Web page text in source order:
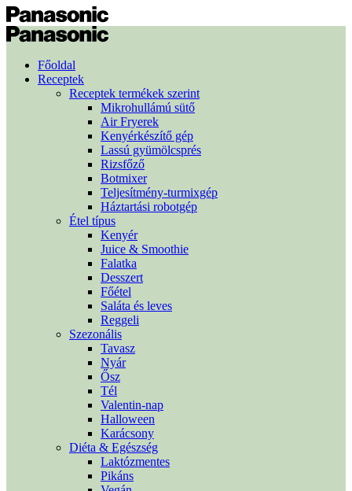
Főoldal
Receptek
Receptek termékek szerint
Mikrohullámú sütő
Air Fryerek
Kenyérkészítő gép
Lassú gyümölcsprés
Rizsfőző
Botmixer
Teljesítmény-turmixgép
Háztartási robotgép
Étel típus
Kenyér
Juice & Smoothie
Falatka
Desszert
Főétel
Saláta és leves
Reggeli
Szezonális
Tavasz
Nyár
Ősz
Tél
Valentin-nap
Halloween
Karácsony
Diéta & Egészség
Laktózmentes
Pikáns